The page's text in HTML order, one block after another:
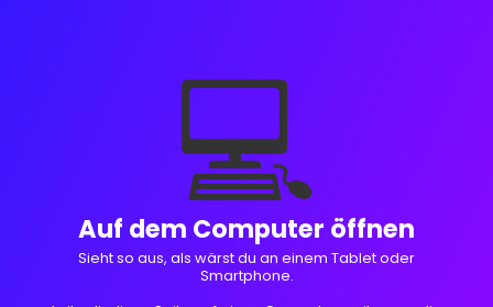
💻
Auf dem Computer öffnen
Sieht so aus, als wärst du an einem Tablet oder
Smartphone.